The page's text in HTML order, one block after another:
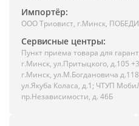
Импортёр:
ООО Триовист, г.Минск,
Сервисные центры:
Пункт приема товара для
г.Минск, ул.Притыцкого, д.105
г.Минск, ул.М.Богдановича
ул.Якуба Коласа, д.1; ЧТУП
пр.Независимости, д. 46Б